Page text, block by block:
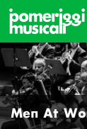
Men At